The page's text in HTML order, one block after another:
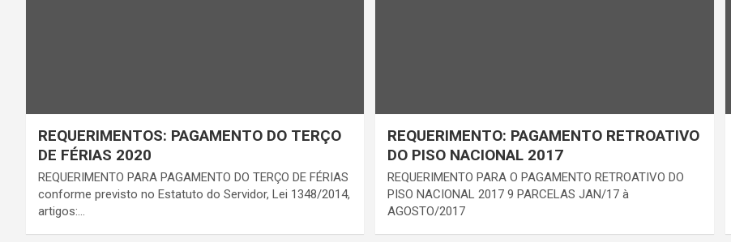
REQUERIMENTOS: PAGAMENTO DO TERÇO
DE FÉRIAS 2020
REQUERIMENTO PARA PAGAMENTO DO TERÇO DE FÉRIAS
conforme previsto no Estatuto do Servidor, Lei 1348/2014,
artigos:…
REQUERIMENTO: PAGAMENTO RETROATIVO
DO PISO NACIONAL 2017
REQUERIMENTO PARA O PAGAMENTO RETROATIVO DO
PISO NACIONAL 2017 9 PARCELAS JAN/17 à
AGOSTO/2017